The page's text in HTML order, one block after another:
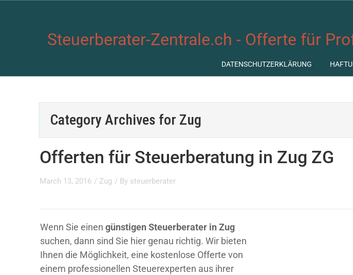
Steuerberater-Zentrale.ch - Offerte für
DATENSCHUTZERKLÄRUNG
Category Archives for Zug
Offerten für Steuerberatung in Zug ZG
March 13, 2016 / Zug / By steuerberater
Wenn Sie einen günstigen Steuerberater in Zug
suchen, dann sind Sie hier genau richtig. Wir bieten
Ihnen die Möglichkeit, eine kostenlose Offerte von
einem professionellen Steuerexperten aus ihrer